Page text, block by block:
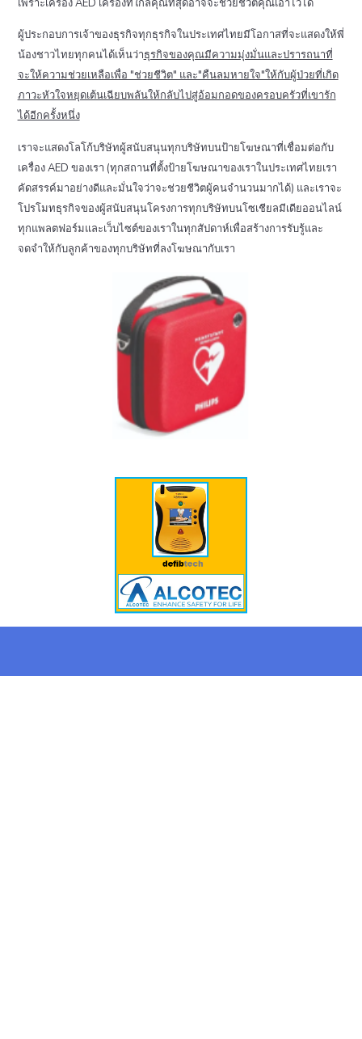
เพราะเครื่อง AED เครื่องที่ใกล้คุณที่สุดอาจจะช่วยชีวิตคุณเอาไว้ได้
ผู้ประกอบการเจ้าของธุรกิจทุกธุรกิจในประเทศไทยมีโอกาสที่จะแสดงให้พี่
น้องชาวไทยทุกคนได้เห็นว่าธุรกิจของคุณมีความมุ่งมั่นและปรารถนาที่
จะให้ความช่วยเหลือเพื่อ "ช่วยชีวิต" และ"คืนลมหายใจ"ให้กับผู้ป่วยที่เกิด
ภาวะหัวใจหยุดเต้นเฉียบพลันให้กลับไปสู่อ้อมกอดของครอบครัวที่เขารัก
ได้อีกครั้งหนึ่ง
เราจะแสดงโลโก้บริษัทผู้สนับสนุนทุกบริษัทบนป้ายโฆษณาที่เชื่อมต่อกับ
เครื่อง AED ของเรา (ทุกสถานที่ตั้งป้ายโฆษณาของเราในประเทศไทยเรา
คัดสรรค์มาอย่างดีและมั่นใจว่าจะช่วยชีวิตผู้คนจำนวนมากได้) และเราจะ
โปรโมทธุรกิจของผู้สนับสนุนโครงการทุกบริษัทบนโซเชียลมีเดียออนไลน์
ทุกแพลตฟอร์มและเว็บไซต์ของเราในทุกสัปดาห์เพื่อสร้างการรับรู้และ
จดจำให้กับลูกค้าของทุกบริษัทที่ลงโฆษณากับเรา